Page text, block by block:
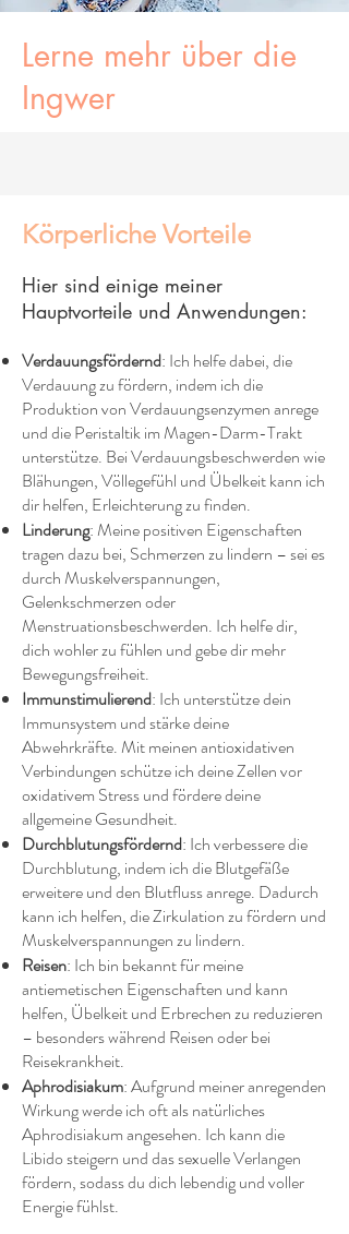
Lerne mehr über die
Ingwer
Körperliche Vorteile
Hier sind einige meiner
Hauptvorteile und Anwendungen:
Verdauungsfördernd: Ich helfe dabei, die
Verdauung zu fördern, indem ich die
Produktion von Verdauungsenzymen anrege
und die Peristaltik im Magen-Darm-Trakt
unterstütze. Bei Verdauungsbeschwerden wie
Blähungen, Völlegefühl und Übelkeit kann ich
dir helfen, Erleichterung zu finden.
Linderung: Meine positiven Eigenschaften
tragen dazu bei, Schmerzen zu lindern – sei es
durch Muskelverspannungen,
Gelenkschmerzen oder
Menstruationsbeschwerden. Ich helfe dir,
dich wohler zu fühlen und gebe dir mehr
Bewegungsfreiheit.
Immunstimulierend: Ich unterstütze dein
Immunsystem und stärke deine
Abwehrkräfte. Mit meinen antioxidativen
Verbindungen schütze ich deine Zellen vor
oxidativem Stress und fördere deine
allgemeine Gesundheit.
Durchblutungsfördernd: Ich verbessere die
Durchblutung, indem ich die Blutgefäße
erweitere und den Blutfluss anrege. Dadurch
kann ich helfen, die Zirkulation zu fördern und
Muskelverspannungen zu lindern.
Reisen: Ich bin bekannt für meine
antiemetischen Eigenschaften und kann
helfen, Übelkeit und Erbrechen zu reduzieren
– besonders während Reisen oder bei
Reisekrankheit.
Aphrodisiakum: Aufgrund meiner anregenden
Wirkung werde ich oft als natürliches
Aphrodisiakum angesehen. Ich kann die
Libido steigern und das sexuelle Verlangen
fördern, sodass du dich lebendig und voller
Energie fühlst.